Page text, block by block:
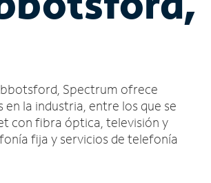
Spectrum ofrece
en la industria, entre los que se
con fibra óptica, televisión y
fija y servicios de telefonía